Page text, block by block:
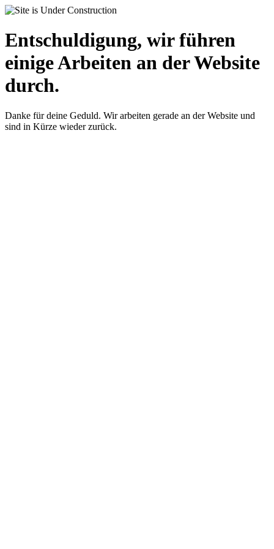
Entschuldigung, wir führen
einige Arbeiten an der Website
durch.
Danke für deine Geduld. Wir arbeiten gerade an der Website und
sind in Kürze wieder zurück.